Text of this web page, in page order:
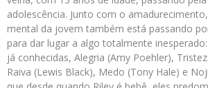
adolescência. Junto com o
mental da jovem também está passando
para dar lugar a algo totalmente
já conhecidas, Alegria (Amy Poehler),
Raiva (Lewis Black), Medo (Tony Hale) e